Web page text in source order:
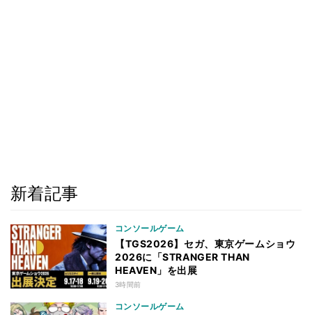
新着記事
コンソールゲーム
【TGS2026】セガ、東京ゲームショウ
2026に「STRANGER THAN
HEAVEN」を出展
3時間前
コンソールゲーム